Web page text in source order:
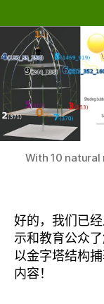
者
With 10
好的，我们已
示和教育公众
以金字塔结构
内容！